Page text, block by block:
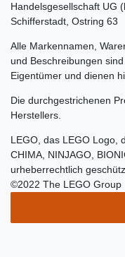
Handelsgesellschaft UG
Schifferstadt, Ostring 63
Alle Markennamen,
und Beschreibungen
Eigentümer und dienen
Die durchgestrichenen
Herstellers.
LEGO, das LEGO Logo,
CHIMA, NINJAGO,
urheberrechtlich
©2022 The LEGO Group